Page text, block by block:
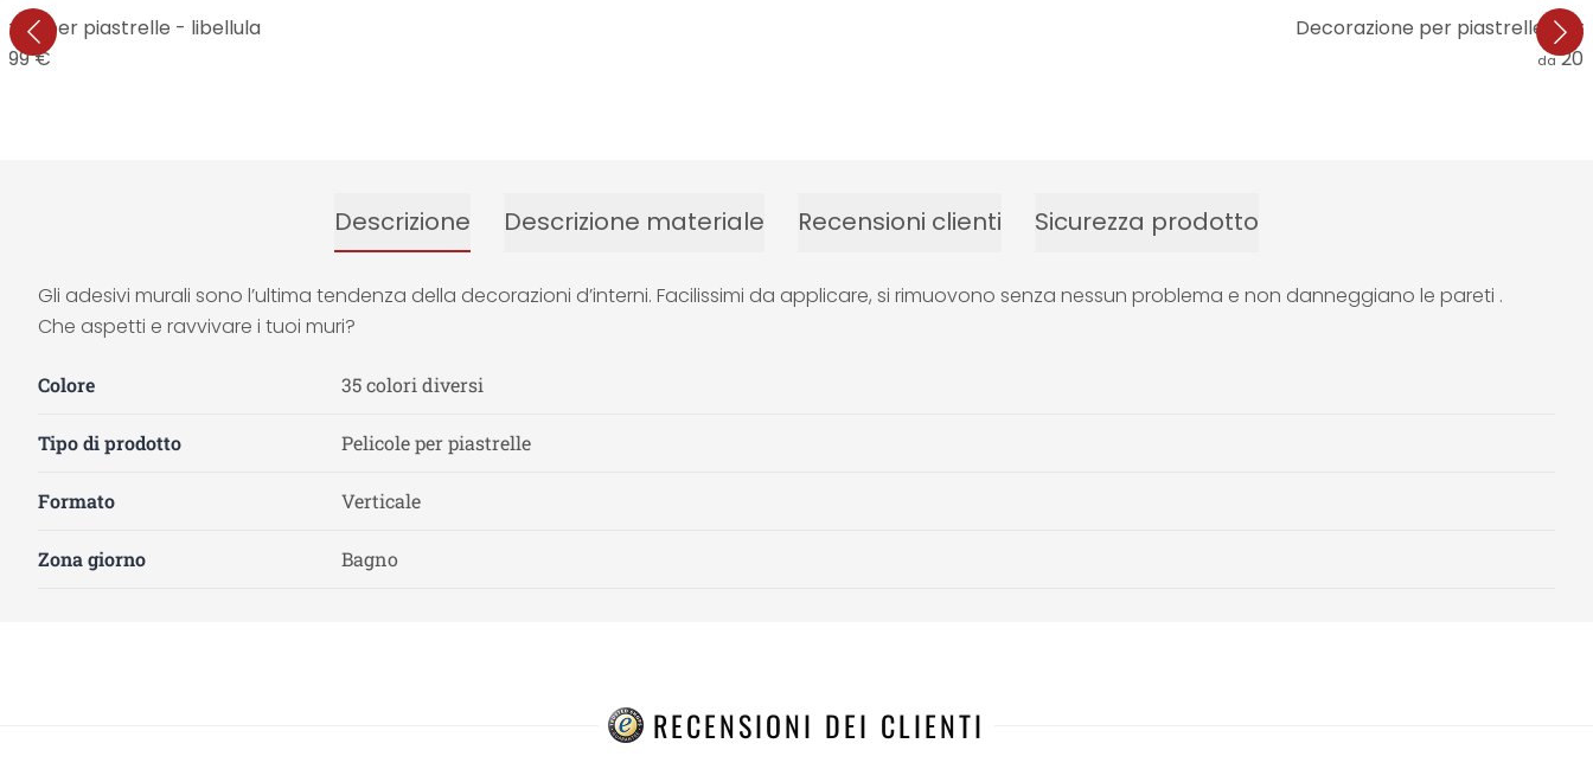
per piastrelle - libellula
€
Decorazione per piastrelle -
da
Descrizione Descrizione materiale Recensioni clienti Sicurezza prodotto
Gli adesivi murali sono l’ultima tendenza della decorazioni d’interni. Facilissimi da applicare, si rimuovono senza nessun problema e non danneggiano le pareti .
Che aspetti e ravvivare i tuoi muri?
Colore 35 colori diversi
Tipo di prodotto Pelicole per piastrelle
Formato Verticale
Zona giorno Bagno
RECENSIONI DEI CLIENTI